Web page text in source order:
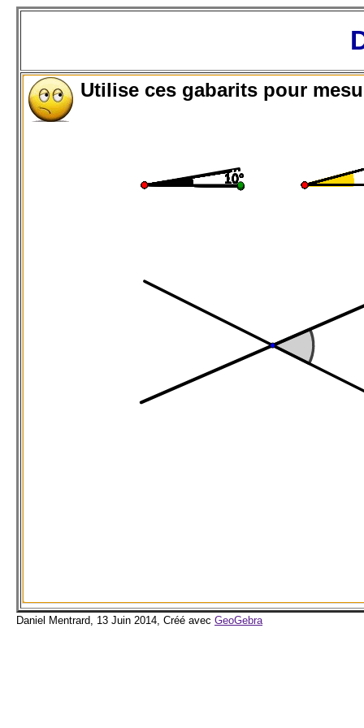
Daniel Mentrard, 13 Juin 2014, Créé avec GeoGebra